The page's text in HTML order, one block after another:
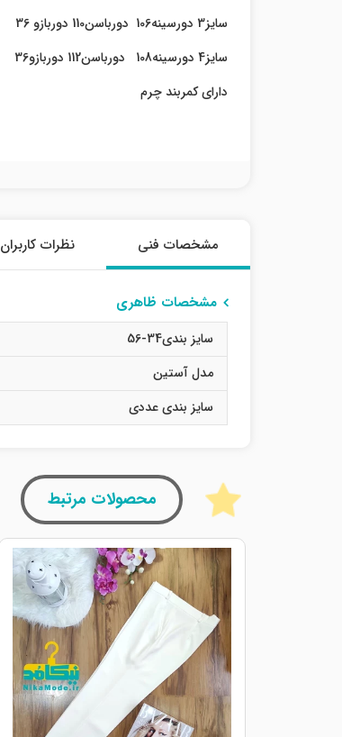
سایز3 دورسینه106 دورباسن110 دوربازو 36
سایز4 دورسینه108 دورباسن112 دوربازو36
دارای کمربند چرم
مشخصات فنی نظرات کاربران
مشخصات ظاهری
سایز بندی34-56
مدل آستین
سایز بندی عددی
محصولات مرتبط